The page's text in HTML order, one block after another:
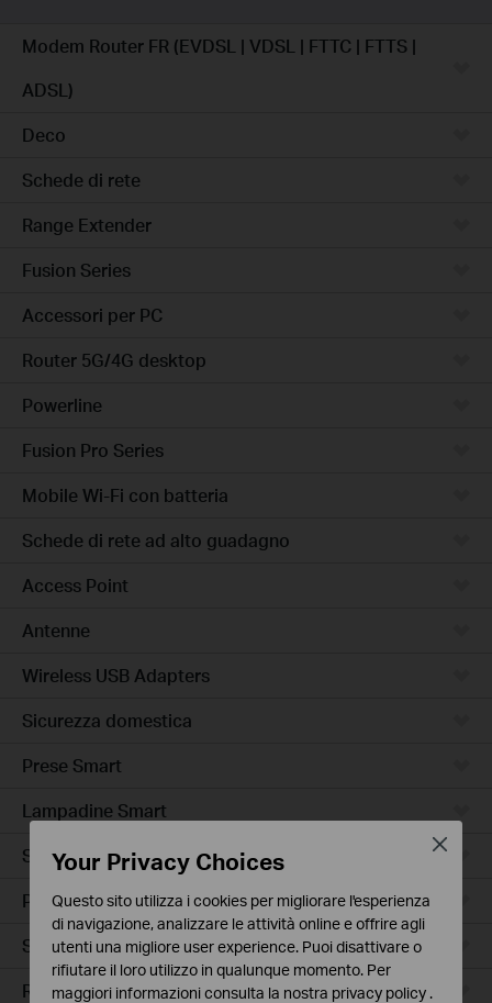
Modem Router FR (EVDSL | VDSL | FTTC | FTTS |
ADSL)
Deco
Schede di rete
Range Extender
Fusion Series
Accessori per PC
Router 5G/4G desktop
Powerline
Fusion Pro Series
Mobile Wi-Fi con batteria
Schede di rete ad alto guadagno
Access Point
Antenne
Wireless USB Adapters
Sicurezza domestica
Prese Smart
Lampadine Smart
Sensori Smart
Prese Smart Extender
Smart Hub
Robot Aspirapolvere
Your Privacy Choices
Questo sito utilizza i cookies per migliorare l'esperienza
di navigazione, analizzare le attività online e offrire agli
utenti una migliore user experience. Puoi disattivare o
rifiutare il loro utilizzo in qualunque momento. Per
maggiori informazioni consulta la nostra privacy policy .
Close